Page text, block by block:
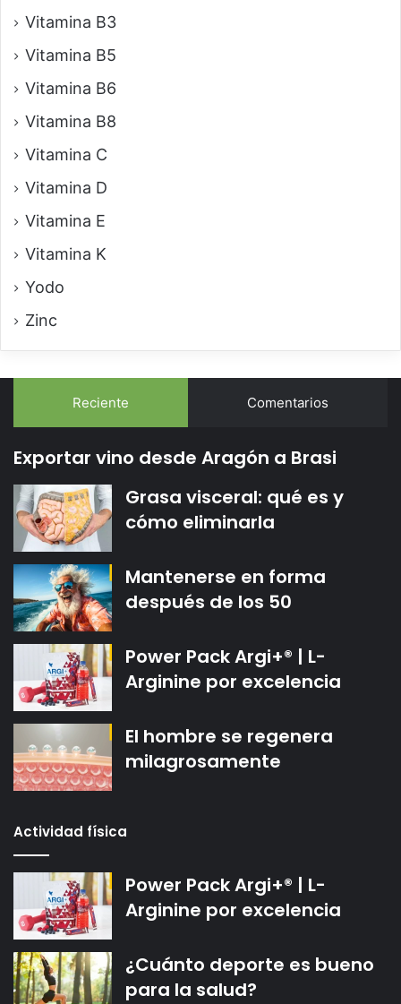
Vitamina B3
Vitamina B5
Vitamina B6
Vitamina B8
Vitamina C
Vitamina D
Vitamina E
Vitamina K
Yodo
Zinc
Reciente Comentarios
Exportar vino desde Aragón a Brasi
Grasa visceral: qué es y
cómo eliminarla
Mantenerse en forma
después de los 50
Power Pack Argi+® | L-
Arginine por excelencia
El hombre se regenera
milagrosamente
Actividad física
Power Pack Argi+® | L-
Arginine por excelencia
¿Cuánto deporte es bueno
para la salud?